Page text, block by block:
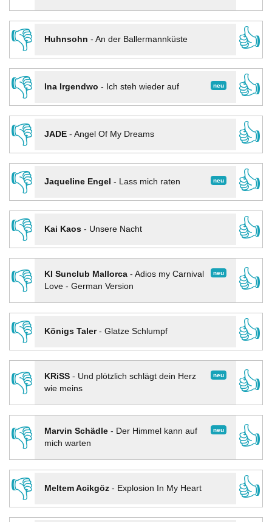
👎
Huhnsohn - An der Ballermannküste
👍
👎
neu
Ina Irgendwo - Ich steh wieder auf
👍
👎
JADE- Angel Of My Dreams
👍
👎
neu
Jaqueline Engel - Lass mich raten
👍
👎
Kai Kaos- Unsere Nacht
👍
👎
neu
KI Sunclub Mallorca- Adios my Carnival
Love - German Version
👍
👎
Königs Taler- Glatze Schlumpf
👍
👎
neu
KRiSS- Und plötzlich schlägt dein Herz
wie meins
👍
👎 neu
Marvin Schädle- Der Himmel kann auf
mich warten
👍
👎
Meltem Acikgöz- Explosion In My Heart
👍